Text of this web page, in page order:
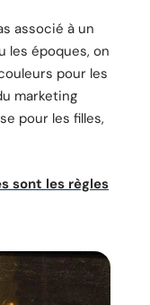
associé à un
les époques, on
pour les
marketing
pour les filles,
sont les règles